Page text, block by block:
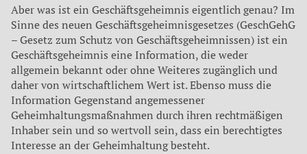
Aber was ist ein Geschäftsgeheimnis eigentlich genau? Im
Sinne des neuen Geschäftsgeheimnisgesetzes (GeschGehG
– Gesetz zum Schutz von Geschäftsgeheimnissen) ist ein
Geschäftsgeheimnis eine Information, die weder
allgemein bekannt oder ohne Weiteres zugänglich und
daher von wirtschaftlichem Wert ist. Ebenso muss die
Information Gegenstand angemessener
Geheimhaltungsmaßnahmen durch ihren rechtmäßigen
Inhaber sein und so wertvoll sein, dass ein berechtigtes
Interesse an der Geheimhaltung besteht.